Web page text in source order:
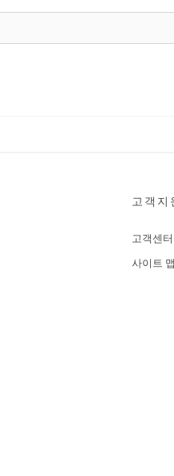
고객지
고객센터
사이트 맵